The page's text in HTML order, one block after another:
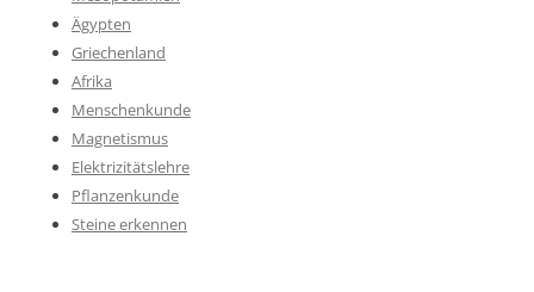
Ägypten
Griechenland
Afrika
Menschenkunde
Magnetismus
Elektrizitätslehre
Pflanzenkunde
Steine erkennen